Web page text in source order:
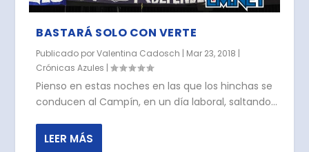
BASTARÁ SOLO CON VERTE
Publicado porValentina Cadosch | Mar 23, 2018 |
Crónicas Azules |
Pienso en estas noches en las que los hinchas se
conducen al Campín, en un día laboral, saltando...
LEER MÁS